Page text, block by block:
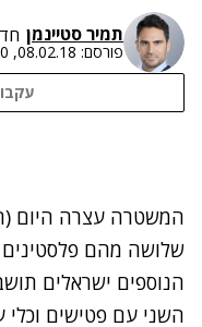
תמיר סטיינמן
פורסם: 08.02.18, 15:00
המשטרה עצרה היום
שלושה מהם פלסטינים
הנוספים ישראלים
השני עם פטישים וכלי